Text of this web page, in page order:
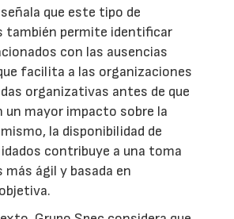
que este tipo de
también permite identificar
con las ausencias
facilita a las organizaciones
organizativas antes de que
mayor impacto sobre la
la disponibilidad de
contribuye a una toma
más ágil y basada en